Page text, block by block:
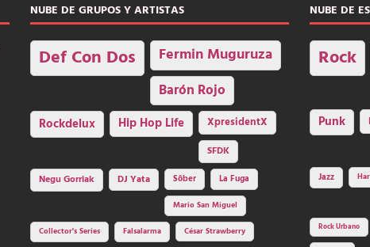
NUBE DE GRUPOS Y ARTISTAS
Def Con Dos Fermin Muguruza
Barón Rojo
Rockdelux Hip Hop Life
XpresidentX
SFDK
Negu Gorriak
DJ Yata Sôber
La Fuga
Mario San Miguel
Collector's Series
Falsalarma César Strawberry
NUBE DE
Rock
Punk
Jazz
Rock Urbano